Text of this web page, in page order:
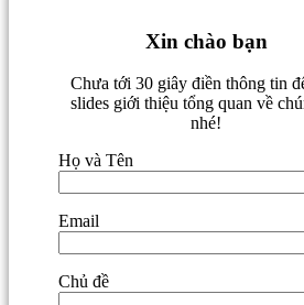
Xin chào bạn
Chưa tới 30 giây điền thông tin
slides giới thiệu tổng quan về
nhé!
Họ và Tên
Email
Chủ đề